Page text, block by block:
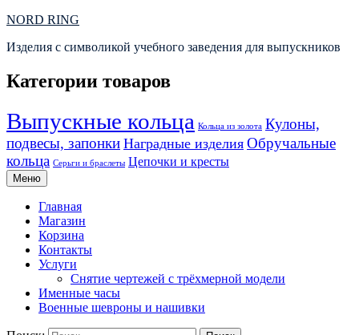
Перейти
содержимому
NORD RING
Изделия с символикой учебного заведения для выпускников
Категории товаров
Выпускные кольца Кольца из золота Кулоны,
подвесы, запонки Наградные изделия Обручальные
кольца Серьги и браслеты Цепочки и кресты
Меню
Главная
Магазин
Корзина
Контакты
Услуги
Снятие чертежей с трёхмерной модели
Именные часы
Военные шевроны и нашивки